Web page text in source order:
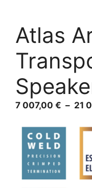
Atlas
7 007,00 € – 21